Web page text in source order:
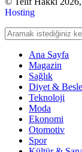
Hosting
Ana Sayfa
Magazin
Sağlık
Diyet &
Teknoloji
Moda
Ekonomi
Otomotiv
Spor